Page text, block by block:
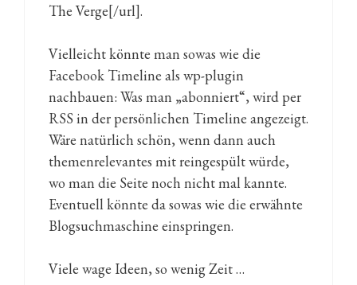
The Verge[/url].
Vielleicht könnte man sowas wie die
Facebook Timeline als wp-plugin
nachbauen: Was man „abonniert“, wird per
RSS in der persönlichen Timeline angezeigt.
Wäre natürlich schön, wenn dann auch
themenrelevantes mit reingespült würde,
wo man die Seite noch nicht mal kannte.
Eventuell könnte da sowas wie die erwähnte
Blogsuchmaschine einspringen.
Viele wage Ideen, so wenig Zeit …